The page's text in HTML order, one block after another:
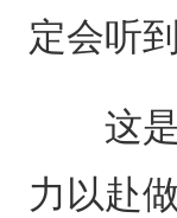
定会听
这是
力以赴